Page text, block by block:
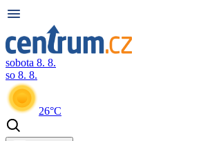
sobota 8. 8.
so 8. 8.
26°C